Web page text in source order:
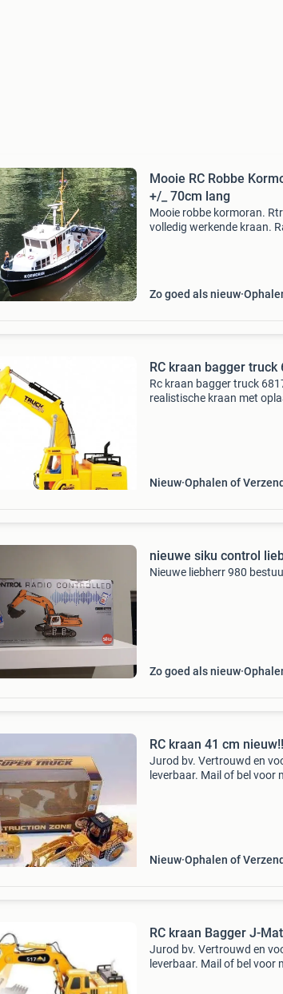
Mooie RC Robbe
+/_ 70cm lang
Mooie robbe kormoran.
volledig werkende kraan.
Zo goed als nieuw
RC kraan bagger truck
Rc kraan bagger truck
realistische kraan met
Nieuw Ophalen of
nieuwe siku control
Nieuwe liebherr 980
Zo goed als nieuw
RC kraan 41 cm nieuw!!
Jurod bv. Vertrouwd en
leverbaar. Mail of bel voor
Nieuw Ophalen of
RC kraan Bagger J-
Jurod bv. Vertrouwd en
leverbaar. Mail of bel voor